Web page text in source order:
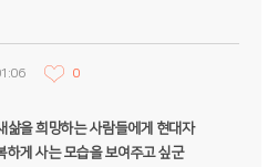
0
삶을 희망하는 사람들에게 현대자
하게 사는 모습을 보여주고 싶군